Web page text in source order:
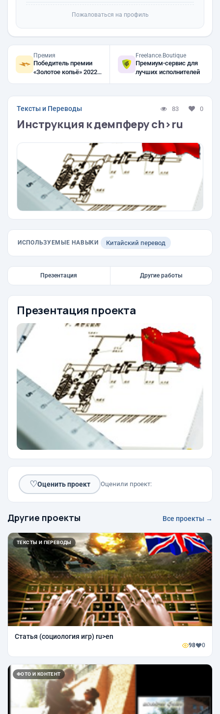
Пожаловаться на профиль
Премия
Победитель премии
«Золотое копьё» 2022,
Freelance.Boutique
Премиум-сервис для
лучших исполнителей
Тексты и Переводы 83 0
Инструкция к демпферу ch>ru
ИСПОЛЬЗУЕМЫЕ НАВЫКИ Китайский перевод
Презентация Другие работы
Презентация проекта
♡Оценить проект Оценили проект:
Другие проекты Все проекты →
ТЕКСТЫ И ПЕРЕВОДЫ
Статья (социология игр) ru>en
98 0
ФОТО И КОНТЕНТ